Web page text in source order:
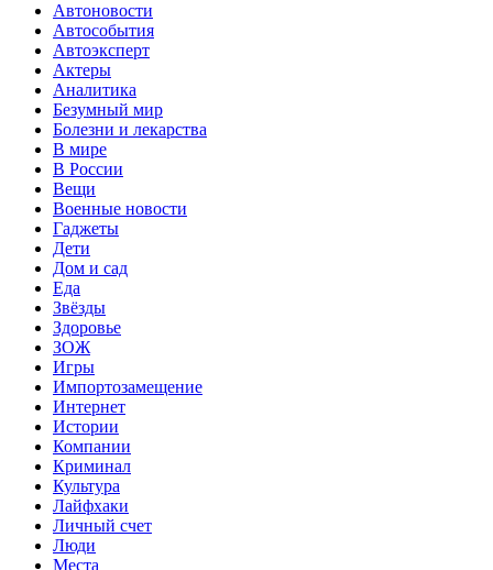
Автоновости
Автособытия
Автоэксперт
Актеры
Аналитика
Безумный мир
Болезни и лекарства
В мире
В России
Вещи
Военные новости
Гаджеты
Дети
Дом и сад
Еда
Звёзды
Здоровье
ЗОЖ
Игры
Импортозамещение
Интернет
Истории
Компании
Криминал
Культура
Лайфхаки
Личный счет
Люди
Места